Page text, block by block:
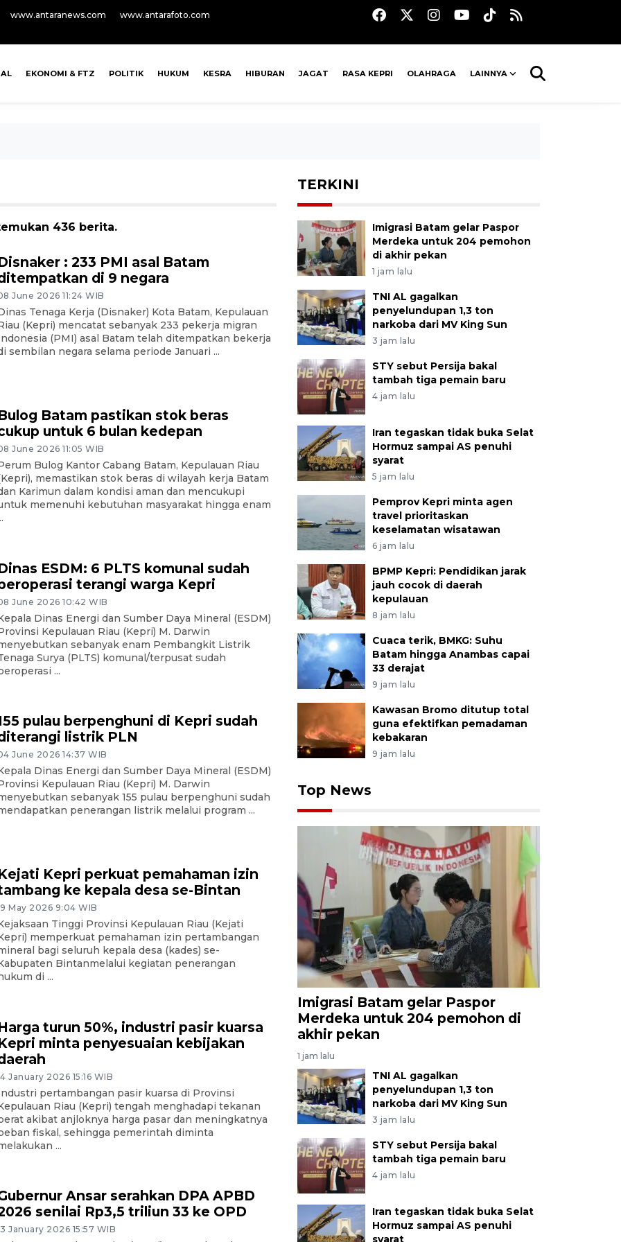
www.antaranews.com www.antarafoto.com
EKONOMI & FTZ POLITIK HUKUM KESRA HIBURAN JAGAT RASA KEPRI OLAHRAGA LAINNYA
436 berita.
: 233 PMI asal Batam
di 9 negara
June 2026 11:24 WIB
Tenaga Kerja (Disnaker) Kota Batam, Kepulauan
(Kepri) mencatat sebanyak 233 pekerja migran
(PMI) asal Batam telah ditempatkan bekerja
sembilan negara selama periode Januari ...
Batam pastikan stok beras
untuk 6 bulan kedepan
June 2026 11:05 WIB
Bulog Kantor Cabang Batam, Kepulauan Riau
memastikan stok beras di wilayah kerja Batam
Karimun dalam kondisi aman dan mencukupi
memenuhi kebutuhan masyarakat hingga enam
ESDM: 6 PLTS komunal sudah
terangi warga Kepri
June 2026 10:42 WIB
Dinas Energi dan Sumber Daya Mineral (ESDM)
Kepulauan Riau (Kepri) M. Darwin
sebanyak enam Pembangkit Listrik
Surya (PLTS) komunal/terpusat sudah
...
pulau berpenghuni di Kepri sudah
listrik PLN
June 2026 14:37 WIB
Dinas Energi dan Sumber Daya Mineral (ESDM)
Kepulauan Riau (Kepri) M. Darwin
sebanyak 155 pulau berpenghuni sudah
penerangan listrik melalui program ...
Kepri perkuat pemahaman izin
ke kepala desa se-Bintan
May 2026 9:04 WIB
Tinggi Provinsi Kepulauan Riau (Kejati
memperkuat pemahaman izin pertambangan
bagi seluruh kepala desa (kades) se-
Bintanmelalui kegiatan penerangan
di ...
turun 50%, industri pasir kuarsa
minta penyesuaian kebijakan
January 2026 15:16 WIB
pertambangan pasir kuarsa di Provinsi
Riau (Kepri) tengah menghadapi tekanan
akibat anjloknya harga pasar dan meningkatnya
fiskal, sehingga pemerintah diminta
...
Ansar serahkan DPA APBD
senilai Rp3,5 triliun 33 ke OPD
January 2026 15:57 WIB
TERKINI
Imigrasi Batam gelar Paspor
Merdeka untuk 204 pemohon
di akhir pekan
1 jam lalu
TNI AL gagalkan
penyelundupan 1,3 ton
narkoba dari MV King Sun
3 jam lalu
STY sebut Persija bakal
tambah tiga pemain baru
4 jam lalu
Iran tegaskan tidak buka Selat
Hormuz sampai AS penuhi
syarat
5 jam lalu
Pemprov Kepri minta agen
travel prioritaskan
keselamatan wisatawan
6 jam lalu
BPMP Kepri: Pendidikan jarak
jauh cocok di daerah
kepulauan
8 jam lalu
Cuaca terik, BMKG: Suhu
Batam hingga Anambas capai
33 derajat
9 jam lalu
Kawasan Bromo ditutup total
guna efektifkan pemadaman
kebakaran
9 jam lalu
Top News
Imigrasi Batam gelar Paspor
Merdeka untuk 204 pemohon di
akhir pekan
1 jam lalu
TNI AL gagalkan
penyelundupan 1,3 ton
narkoba dari MV King Sun
3 jam lalu
STY sebut Persija bakal
tambah tiga pemain baru
4 jam lalu
Iran tegaskan tidak buka Selat
Hormuz sampai AS penuhi
syarat